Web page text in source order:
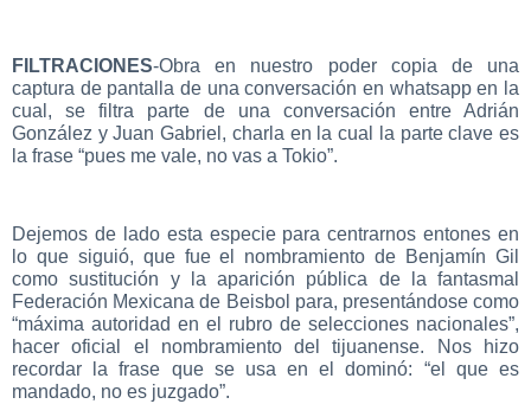
FILTRACIONES-Obra en nuestro poder copia de una
captura de pantalla de una conversación en whatsapp en la
cual, se filtra parte de una conversación entre Adrián
González y Juan Gabriel, charla en la cual la parte clave es
la frase “pues me vale, no vas a Tokio”.
Dejemos de lado esta especie para centrarnos entones en
lo que siguió, que fue el nombramiento de Benjamín Gil
como sustitución y la aparición pública de la fantasmal
Federación Mexicana de Beisbol para, presentándose como
“máxima autoridad en el rubro de selecciones nacionales”,
hacer oficial el nombramiento del tijuanense. Nos hizo
recordar la frase que se usa en el dominó: “el que es
mandado, no es juzgado”.